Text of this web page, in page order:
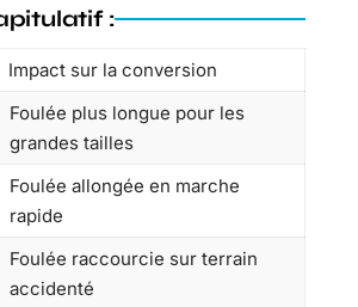
:
Impact sur la conversion
Foulée plus longue pour les
grandes tailles
Foulée allongée en marche
rapide
Foulée raccourcie sur terrain
accidenté